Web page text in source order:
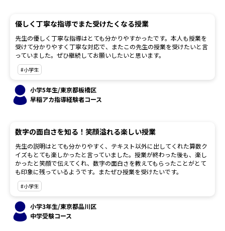
優しく丁寧な指導でまた受けたくなる授業
先生の優しく丁寧な指導はとても分かりやすかったです。本人も授業を
受けて分かりやすく丁寧な対応で、またこの先生の授業を受けたいと言
っていました。ぜひ継続してお願いしたいと思います。
#小学生
小学5年生/東京都板橋区
早稲アカ指導経験者コース
数字の面白さを知る！笑顔溢れる楽しい授業
先生の説明はとても分かりやすく、テキスト以外に出してくれた算数ク
イズもとても楽しかったと言っていました。授業が終わった後も、楽し
かったと笑顔で伝えてくれ、数字の面白さを教えてもらったことがとて
も印象に残っているようです。またぜひ授業を受けたいです。
#小学生
小学3年生/東京都品川区
中学受験コース